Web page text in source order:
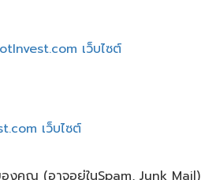
เว็บไซต์
เว็บไซต์
งคุณ​ (อาจอยู่ใน​Spam, Junk Mail)